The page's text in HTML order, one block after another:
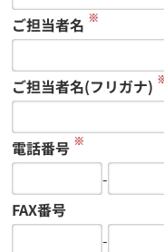
ご担当者名 ※
ご担当者名(フリガナ)
電話番号 ※
-
FAX番号
-